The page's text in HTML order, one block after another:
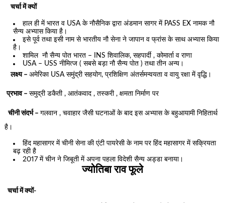
चर्चा में क्यों
हाल ही में भारत व USA के नौसैनिक द्वारा अंडमान सागर में PASS EX नामक नौ
सैन्य अभ्यास किया है।
इसे पूर्व तथा इसी नाम से भारतीय नौ सेना ने जापान व फ्रांस के साथ अभ्यास किया
है।
शामिल नौ सैन्य पोत भारत – INS शिवालिक, सहपार्दी , कोमार्ता व राणा
USA – USS नीमित्ज ( सबसे बड़ा नौ सैन्य पोत ) तथा तीन अन्य।
लक्ष्य – अमेरिका USA समुंद्री सहयोग, प्रशिक्षिण अंतर्समन्वयता व वायु रक्षा में वृद्धि।
प्रभाव – समुद्री डकैती , आतंकवाद , तस्करी , क्षमता निर्माण पर
चीनी संदर्भ – गलवान , चवाहार जैसी घटनाओं के बाद इस अभ्यास के बहुआयामी निहितार्थ
है।
हिंद महासागर में चीनी सेना की एंटी पायरेसी के नाम पर हिंद महासागर में सक्रियता
बढ़ रही है
2017 में चीन ने जिबूती में अपना पहला विदेशी सैन्य अड्डा बनाया।
ज्योतिबा राव फूले
चर्चा में क्यों-